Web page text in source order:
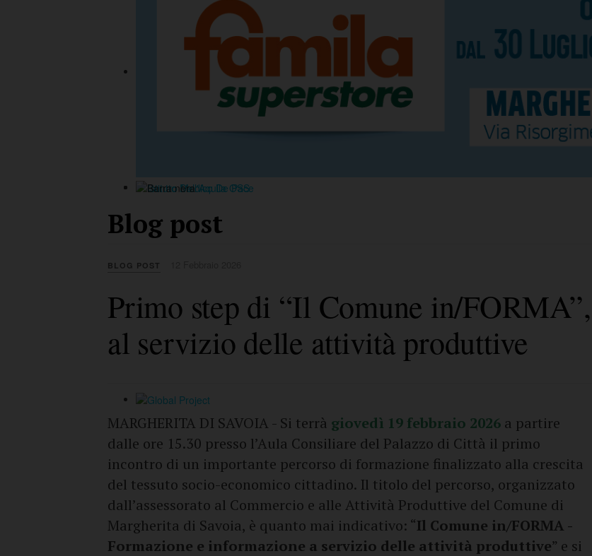
Blog post
BLOG POST
Primo step di “Il Comune in/
al servizio delle attività produttive
MARGHERITA DI SAVOIA - Si terrà giovedì 19 febbraio 2026 a partire
dalle ore 15.30 presso l’Aula Consiliare del Palazzo di Città il primo
incontro di un importante percorso di formazione finalizzato alla crescita
del tessuto socio-economico cittadino. Il titolo del percorso, organizzato
dall’assessorato al Commercio e alle Attività Produttive del Comune di
Margherita di Savoia, è quanto mai indicativo: “Il Comune in/FORMA -
Formazione e informazione a servizio delle attività produttive” e si